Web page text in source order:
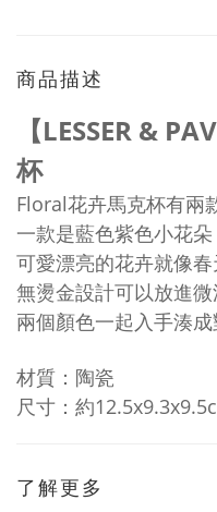
商品描述
【LESSER &
杯
Floral花卉馬克杯有兩
一款是藍色紫色小花
可愛漂亮的花卉就像春
無燙金設計可以放進微
兩個顏色一起入手湊成
材質：陶瓷
尺寸：約
了解更多